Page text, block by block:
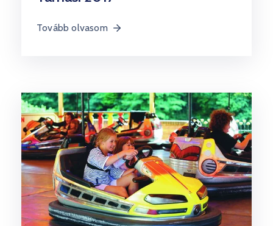
Tovább olvasom